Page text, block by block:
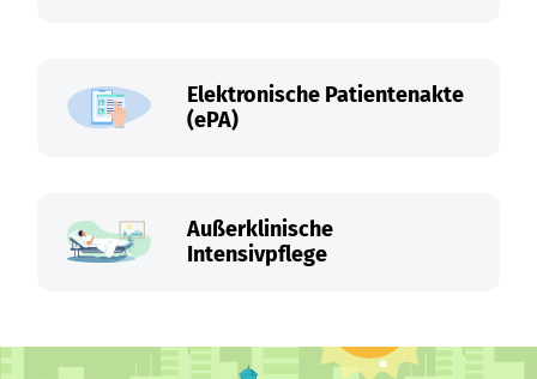
Elektronische Patientenakte
(ePA)
Außerklinische
Intensivpflege